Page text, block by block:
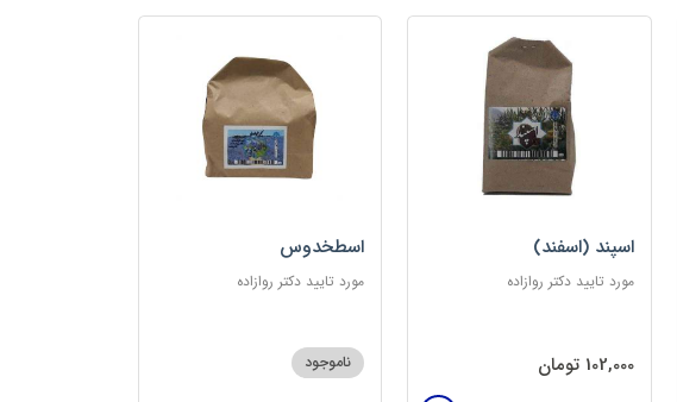
اسپند (اسفند)
مورد تایید دکتر روازاده
102,000 تومان
اسطخدوس
مورد تایید دکتر روازاده
ناموجود